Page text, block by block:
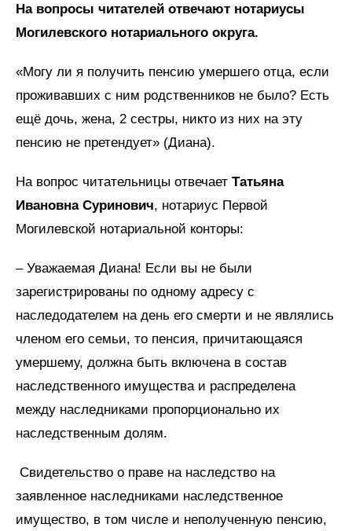
На вопросы читателей отвечают нотариусы
Могилевского нотариального округа.
«Могу ли я получить пенсию умершего отца, если
проживавших с ним родственников не было? Есть
ещё дочь, жена, 2 сестры, никто из них на эту
пенсию не претендует» (Диана).
На вопрос читательницы отвечает Татьяна
Ивановна Суринович, нотариус Первой
Могилевской нотариальной конторы:
– Уважаемая Диана! Если вы не были
зарегистрированы по одному адресу с
наследодателем на день его смерти и не являлись
членом его семьи, то пенсия, причитающаяся
умершему, должна быть включена в состав
наследственного имущества и распределена
между наследниками пропорционально их
наследственным долям.
Свидетельство о праве на наследство на
заявленное наследниками наследственное
имущество, в том числе и неполученную пенсию,